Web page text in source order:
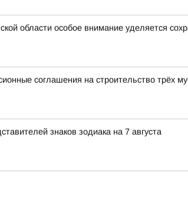
области особое внимание уделяется
соглашения на строительство трёх
знаков зодиака на 7 августа